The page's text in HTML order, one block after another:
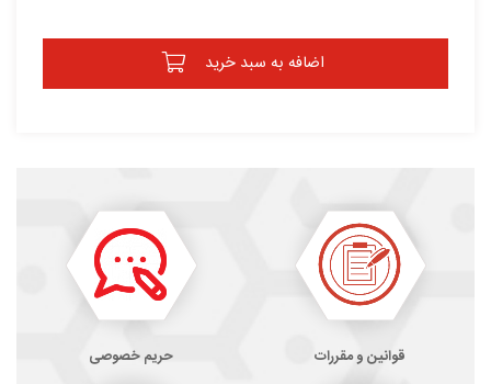
اضافه به سبد خرید
قوانین و مقررات حریم خصوصی